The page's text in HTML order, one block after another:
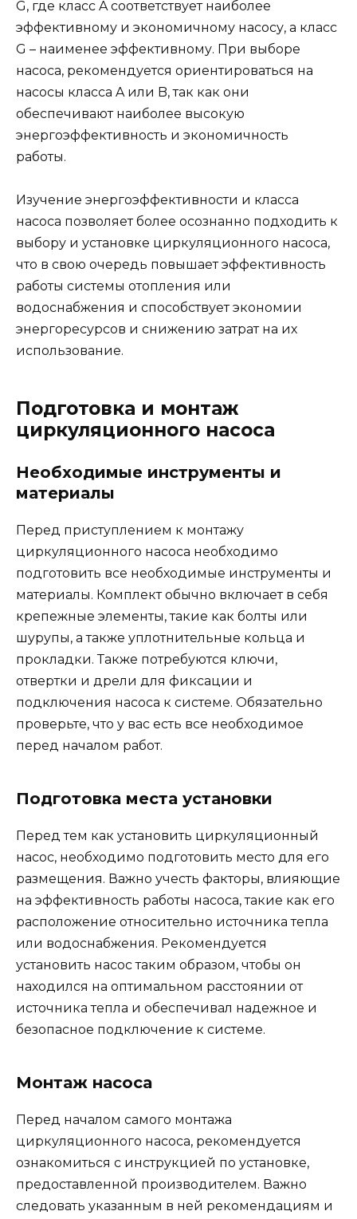
G, где класс A соответствует наиболее
эффективному и экономичному насосу, а класс
G – наименее эффективному. При выборе
насоса, рекомендуется ориентироваться на
насосы класса A или B, так как они
обеспечивают наиболее высокую
энергоэффективность и экономичность
работы.
Изучение энергоэффективности и класса
насоса позволяет более осознанно подходить к
выбору и установке циркуляционного насоса,
что в свою очередь повышает эффективность
работы системы отопления или
водоснабжения и способствует экономии
энергоресурсов и снижению затрат на их
использование.
Подготовка и монтаж
циркуляционного насоса
Необходимые инструменты и
материалы
Перед приступлением к монтажу
циркуляционного насоса необходимо
подготовить все необходимые инструменты и
материалы. Комплект обычно включает в себя
крепежные элементы, такие как болты или
шурупы, а также уплотнительные кольца и
прокладки. Также потребуются ключи,
отвертки и дрели для фиксации и
подключения насоса к системе. Обязательно
проверьте, что у вас есть все необходимое
перед началом работ.
Подготовка места установки
Перед тем как установить циркуляционный
насос, необходимо подготовить место для его
размещения. Важно учесть факторы, влияющие
на эффективность работы насоса, такие как его
расположение относительно источника тепла
или водоснабжения. Рекомендуется
установить насос таким образом, чтобы он
находился на оптимальном расстоянии от
источника тепла и обеспечивал надежное и
безопасное подключение к системе.
Монтаж насоса
Перед началом самого монтажа
циркуляционного насоса, рекомендуется
ознакомиться с инструкцией по установке,
предоставленной производителем. Важно
следовать указанным в ней рекомендациям и